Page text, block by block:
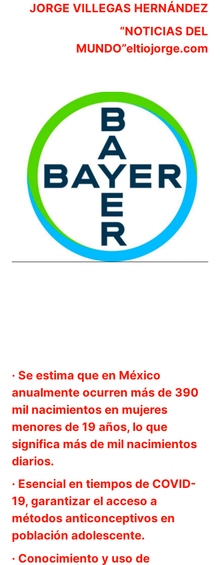
JORGE VILLEGAS HERNÁNDEZ
“NOTICIAS DEL
MUNDO”eltiojorge.com
· Se estima que en México
anualmente ocurren más de 390
mil nacimientos en mujeres
menores de 19 años, lo que
significa más de mil nacimientos
diarios.
· Esencial en tiempos de COVID-
19, garantizar el acceso a
métodos anticonceptivos en
población adolescente.
· Conocimiento y uso de